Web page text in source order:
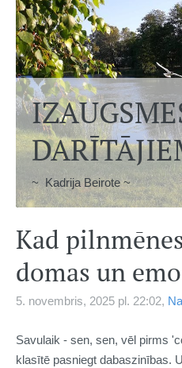
~ Kadrija Beirote ~
Kad
domas un
5. novembris, 2025 pl. 22:02,
Savulaik - sen, sen, vēl pirms
klasītē pasniegt dabaszinības.